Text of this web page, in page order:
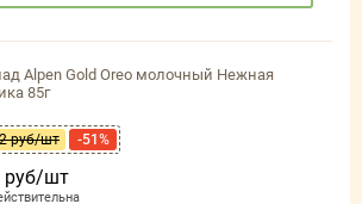
Alpen Gold Oreo молочный Нежная
85г
руб/шт -51%
руб/шт